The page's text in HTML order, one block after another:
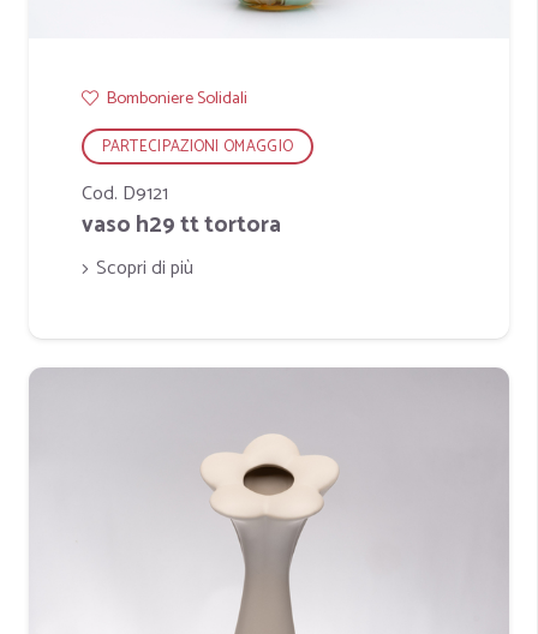
Bomboniere Solidali
PARTECIPAZIONI OMAGGIO
Cod. D9121
vaso h29 tt tortora
Scopri di più